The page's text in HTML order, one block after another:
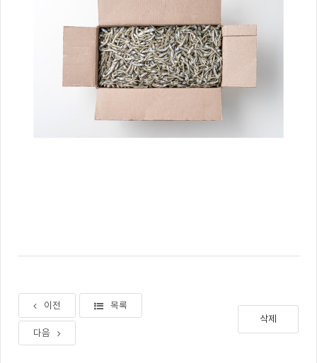
이전 목록
다음
삭제